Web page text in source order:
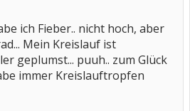
ich Fieber.. nicht hoch, aber
Mein Kreislauf ist
geplumst... puuh.. zum Glück
immer Kreislauftropfen